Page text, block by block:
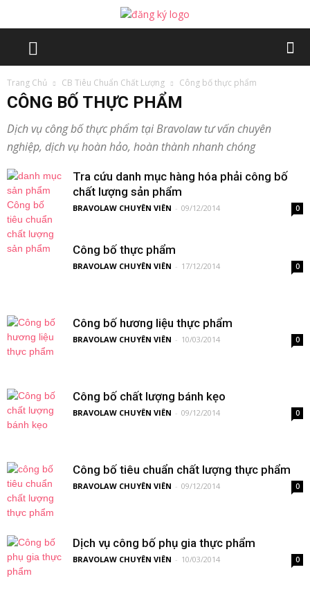
Trang Chủ CB Tiêu Chuẩn Chất Lượng Công bố thực phẩm
CÔNG BỐ THỰC PHẨM
Dịch vụ công bố thực phẩm tại Bravolaw tư vấn chuyên
nghiệp, dịch vụ hoàn hảo, hoàn thành nhanh chóng
Tra cứu danh mục hàng hóa phải công bố
chất lượng sản phẩm
BRAVOLAW CHUYÊN VIÊN - 09/12/2014 0
Công bố thực phẩm
BRAVOLAW CHUYÊN VIÊN - 17/12/2014 0
Công bố hương liệu thực phẩm
BRAVOLAW CHUYÊN VIÊN - 10/03/2014 0
Công bố chất lượng bánh kẹo
BRAVOLAW CHUYÊN VIÊN - 09/12/2014 0
Công bố tiêu chuẩn chất lượng thực phẩm
BRAVOLAW CHUYÊN VIÊN - 09/12/2014 0
Dịch vụ công bố phụ gia thực phẩm
BRAVOLAW CHUYÊN VIÊN - 10/03/2014 0